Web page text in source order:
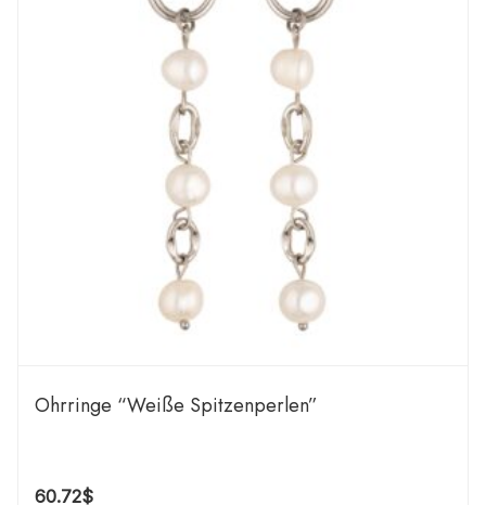
Ohrringe “Weiße Spitzenperlen”
60.72$